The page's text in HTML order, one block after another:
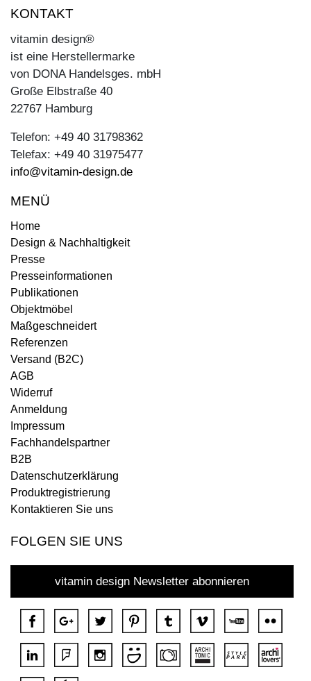
KONTAKT
vitamin design®
ist eine Herstellermarke
von DONA Handelsges. mbH
Große Elbstraße 40
22767 Hamburg
Telefon: +49 40 31798362
Telefax: +49 40 31975477
info@vitamin-design.de
MENÜ
Home
Design & Nachhaltigkeit
Presse
Presseinformationen
Publikationen
Objektmöbel
Maßgeschneidert
Referenzen
Versand (B2C)
AGB
Widerruf
Anmeldung
Impressum
Fachhandelspartner
B2B
Datenschutzerklärung
Produktregistrierung
Kontaktieren Sie uns
FOLGEN SIE UNS
vitamin design Newsletter abonnieren